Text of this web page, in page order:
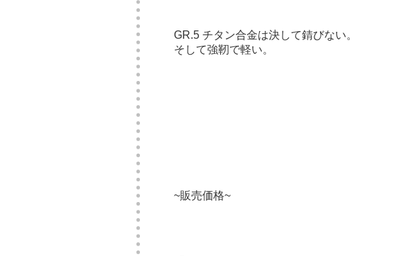
GR.5 チタン合金は決して錆びない。
そして強靭で軽い。
~販売価格~